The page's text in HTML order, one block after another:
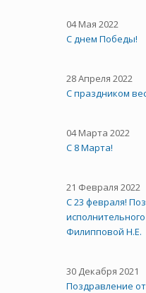
04 Мая 2022
С днем Победы!
28 Апреля 2022
С праздником
04 Марта 2022
С 8 Марта!
21 Февраля 2022
С 23 февраля!
Филипповой Н.Е.
30 Декабря 2021
Поздравление